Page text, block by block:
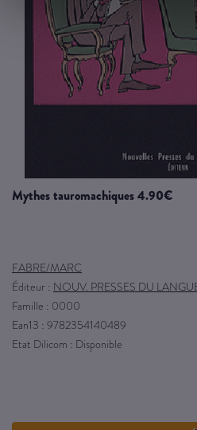
mythes tauromachiques 4.90€
FABRE/MARC
Éditeur : NOUV. PRESSES DU
Famille : 0000
Ean13 : 9782354140489
Etat Dilicom : Disponible